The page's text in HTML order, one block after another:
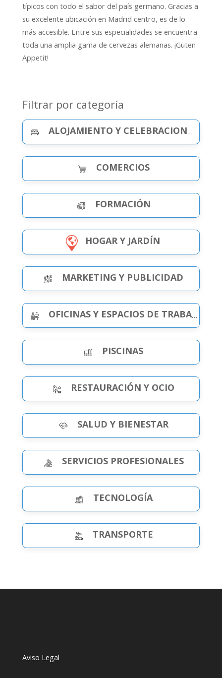
típicos con todo el sabor del país germano. Gracias a
su excelente ubicación en Madrid centro, es de lo
más accesible. Entre sus especialidades se encuentra
toda una amplia gama de cervezas alemanas. ¡Guten
Appetit!
Filtrar por categoría
ALOJAMIENTO Y CELEBRACIONES
COMERCIOS
FORMACIÓN
HOGAR Y JARDÍN
MARKETING Y PUBLICIDAD
OFICINAS Y ESPACIOS DE TRABAJO
PISCINAS
RESTAURACIÓN Y OCIO
SALUD Y BIENESTAR
SERVICIOS PROFESIONALES
TECNOLOGÍA
TRANSPORTE
Aviso Legal